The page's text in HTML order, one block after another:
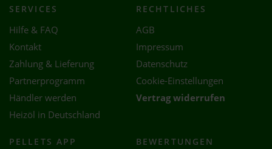
SERVICES
Hilfe & FAQ
Kontakt
Zahlung & Lieferung
Partnerprogramm
Händler werden
Heizöl in Deutschland
RECHTLICHES
AGB
Impressum
Datenschutz
Cookie-Einstellungen
Vertrag widerrufen
PELLETS APP BEWERTUNGEN